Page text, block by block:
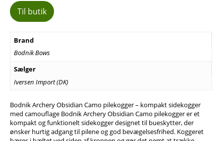
Til butik
Brand
Bodnik Bows
Sælger
Iversen Import (DK)
Bodnik Archery Obsidian Camo pilekogger – kompakt sidekogger
med camouflage Bodnik Archery Obsidian Camo pilekogger er et
kompakt og funktionelt sidekogger designet til bueskytter, der
ønsker hurtig adgang til pilene og god bevægelsesfrihed. Koggeret